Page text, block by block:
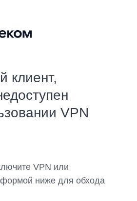
клиент,
VPN
VPN или
формой ниже для обхода